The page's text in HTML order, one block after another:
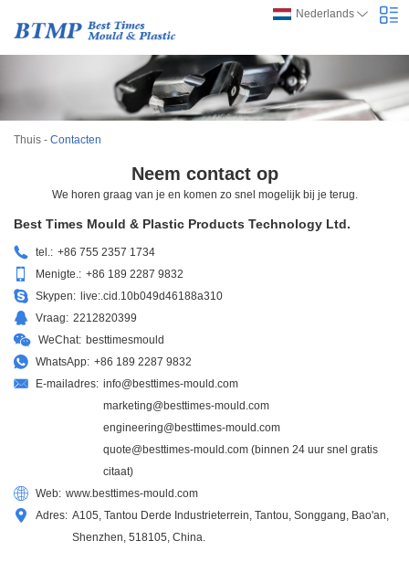
Nederlands
Thuis - Contacten
Neem contact op
We horen graag van je en komen zo snel mogelijk bij je terug.
Best Times Mould & Plastic Products Technology Ltd.
tel.: +86 755 2357 1734
Menigte.: +86 189 2287 9832
Skypen: live:.cid.10b049d46188a310
Vraag: 2212820399
WeChat: besttimesmould
WhatsApp: +86 189 2287 9832
E-mailadres: info@besttimes-mould.com
marketing@besttimes-mould.com
engineering@besttimes-mould.com
quote@besttimes-mould.com (binnen 24 uur snel gratis
citaat)
Web: www.besttimes-mould.com
Adres: A105, Tantou Derde Industrieterrein, Tantou, Songgang, Bao'an,
Shenzhen, 518105, China.